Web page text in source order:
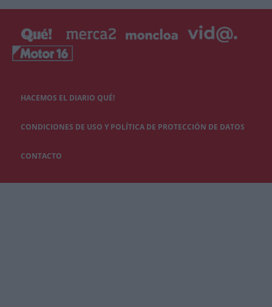
HACEMOS EL DIARIO QUÉ!
CONDICIONES DE USO Y POLÍTICA DE PROTECCIÓN DE DATOS
CONTACTO